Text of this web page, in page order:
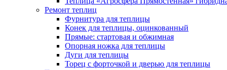
Ремонт теплиц
Фурнитура для теплицы
Конек для теплицы, оцинкованный
Прямые: стартовая и обжимная
Опорная ножка для теплицы
Дуги для теплицы
Торец с форточкой и дверью для теплицы